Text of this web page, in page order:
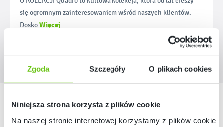
Zgoda Szczegóły O plikach cookies
Niniejsza strona korzysta z plików cookie
Na naszej stronie internetowej korzystamy z plików cookie:
się ogromnym zainteresowaniem wśród naszych klientów.
DoskoWięcej